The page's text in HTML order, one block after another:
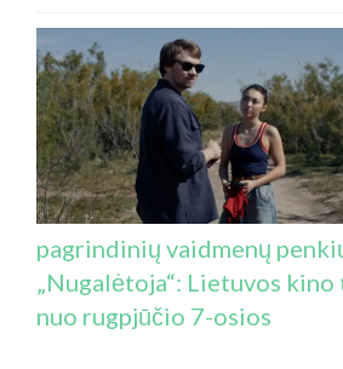
pagrindinių vaidmenų
„Nugalėtoja“: Lietuvos
nuo rugpjūčio 7-osios